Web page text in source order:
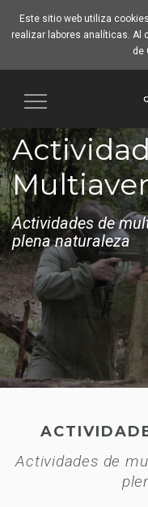
Navegación
Este sitio web utiliza
realizar labores analíticas. Al
de
Actividades de
plena naturaleza
Actividades de